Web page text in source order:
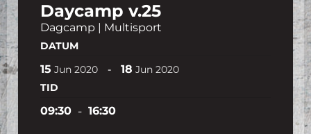
Daycamp v.25
Dagcamp | Multisport
DATUM
15 Jun 2020 - 18 Jun 2020
TID
09:30 - 16:30